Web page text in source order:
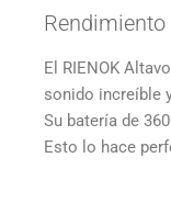
El RIENOK
sonido increíble
Su batería de
Esto lo hace